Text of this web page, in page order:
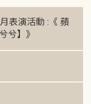
表演活動 :《 蘋
兮】》